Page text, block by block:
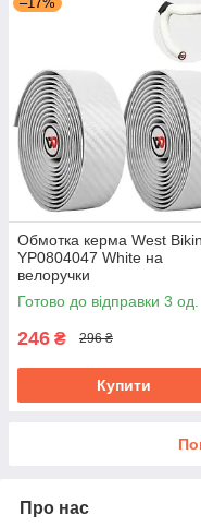
Обмотка керма West
YP0804047 White на
велоручки
Готово до відправки 3 од.
246 ₴ 296 ₴
Купити
Про нас